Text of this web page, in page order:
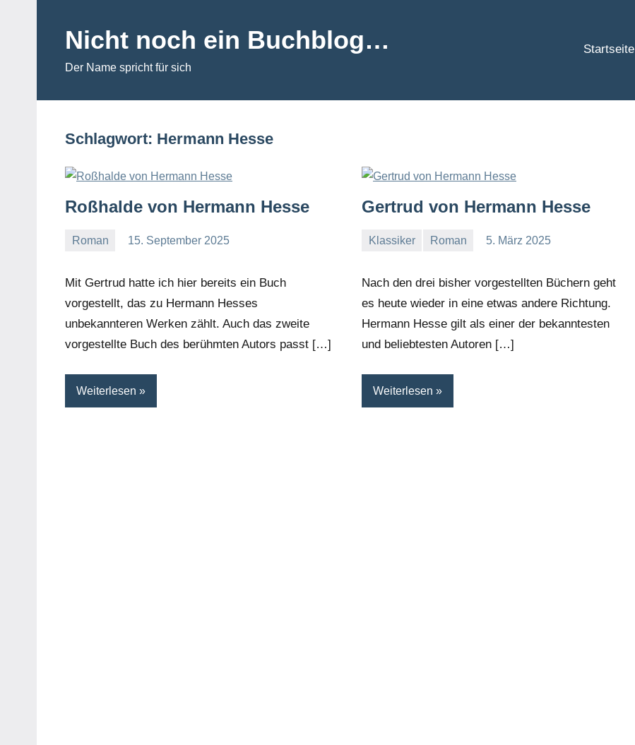
springenNicht noch ein Buchblog…
Der Name spricht für sich
Startseite
Schlagwort: Hermann Hesse
Roßhalde von Hermann Hesse
Roman
15. September 2025
Mit Gertrud hatte ich hier bereits ein Buch
vorgestellt, das zu Hermann Hesses
unbekannteren Werken zählt. Auch das zweite
vorgestellte Buch des berühmten Autors passt […]
Weiterlesen
Gertrud von Hermann Hesse
Klassiker Roman
5. März 2025
Nach den drei bisher vorgestellten Büchern geht
es heute wieder in eine etwas andere Richtung.
Hermann Hesse gilt als einer der bekanntesten
und beliebtesten Autoren […]
Weiterlesen